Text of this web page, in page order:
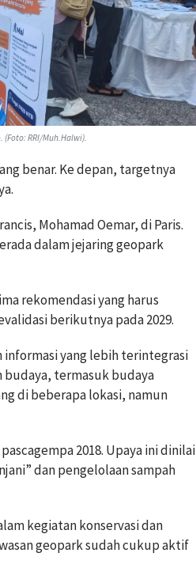
(Foto: RRI/Muh.Halwi).
benar. Ke depan, targetnya
Mohamad Oemar, di Paris.
dalam jejaring geopark
rekomendasi yang harus
berikutnya pada 2029.
yang lebih terintegrasi
budaya, termasuk budaya
di beberapa lokasi, namun
2018. Upaya ini dinilai
dan pengelolaan sampah
kegiatan konservasi dan
geopark sudah cukup aktif